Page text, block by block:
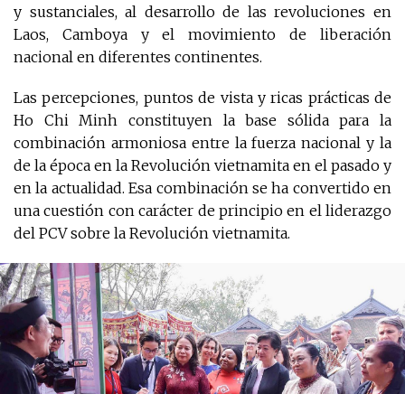
y sustanciales, al desarrollo de las revoluciones en
Laos, Camboya y el movimiento de liberación
nacional en diferentes continentes.
Las percepciones, puntos de vista y ricas prácticas de
Ho Chi Minh constituyen la base sólida para la
combinación armoniosa entre la fuerza nacional y la
de la época en la Revolución vietnamita en el pasado y
en la actualidad. Esa combinación se ha convertido en
una cuestión con carácter de principio en el liderazgo
del PCV sobre la Revolución vietnamita.